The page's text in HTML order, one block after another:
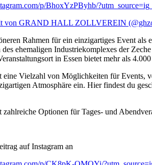
p/BhoxYzPByhb/
von GRAND HALL ZOLLVEREIN
Rahmen für ein einzigartiges Event
ehemaligen Industriekomplexes der
in Essen bietet mehr als
eine Vielzahl von Möglichkeiten für Events,
Atmosphäre ein. Hier findest du
Optionen für Tages- und
auf Instagram an